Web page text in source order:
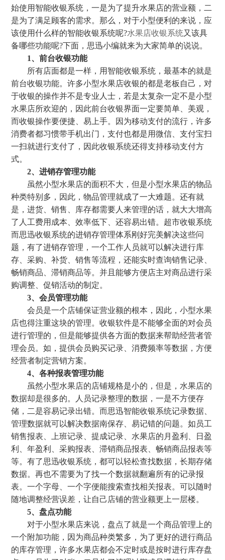
始使用智能收银系统，一是为了提升水果店的营业额，二
是为了满足顾客的需求。那么，对于小型便利的来说，应
该使用什么样的智能收银系统呢?水果店收银系统又该具
备哪些功能呢?下面，思迅小编就来为大家简单的说说。
1、前台收银功能
所有店面都是一样，用智能收银系统，最基本的就是
前台收银功能。许多小型水果店收银的都是老板自己，对
于收银的操作并不是专业人士，若是太复杂一定不是小型
水果店所欢迎的，因此前台收银界面一定要简单、美观，
而收银操作要便捷、易上手。因为移动支付的流行，许多
消费者都习惯带手机出门，支付也都是用微信、支付宝扫
一扫就进行支付了，因此收银系统还得支持移动支付方
式。
2、进销存管理功能
虽然小型水果店的面积不大，但是小型水果店的物品
种类特别多，因此，物品管理就成了一大难题。还有就
是，进货、销售、库存都需要人来管理的话，就大大增高
了人工费用成本、效率低下、还容易出错。超市收银系统
而思迅收银系统的进销存管理体系刚好完美解决这些问
题，有了进销存管理，一个工作人员就可以解决进行库
存、采购、补货、销售等流程，还能实时查询销售记录、
畅销商品、滞销商品等。并且能够方便店主对商品进行采
购调整、促销活动的制定。
3、会员管理功能
会员是一个店铺保证营业额的根本，因此，小型水果
店也得注重这块的管理。收银软件是不能够全面的对会员
进行管理的，但是能够提供各方面的数据来帮助经营者管
理会员。如，提供会员购买记录、消费频率等数据，方便
经营者制定营销方案。
4、各种报表管理功能
虽然小型水果店的店铺规格是小的，但是，水果店的
数据却是很多的。人员记录整理的数据，一是不方便存
储，二是容易记录出错。而思迅智能收银系统记录数据、
管理数据就可以解决数据南保存、易记错的问题。如员工
销售报表、上班记录、提成记录、水果店的月盈利、日盈
利、年盈利、采购报表、滞销商品报表、畅销商品报表等
等。有了思迅收银系统，都可以轻松查找数据，长期存储
数据。再也不需要为了找一个数据就翻遍所有的记录报
表。一个字母、一个字便能搜索查找相关报表。可以随时
随地调整经营误差，让自己店铺的营业额更上一层楼。
5、盘点功能
对于小型水果店来说，盘点了就是一个商品管理上的
一个附加功能，因为商品种类繁多，为了更好的进行商品
的库存管理，许多水果店都会不定时或是按时进行库存盘